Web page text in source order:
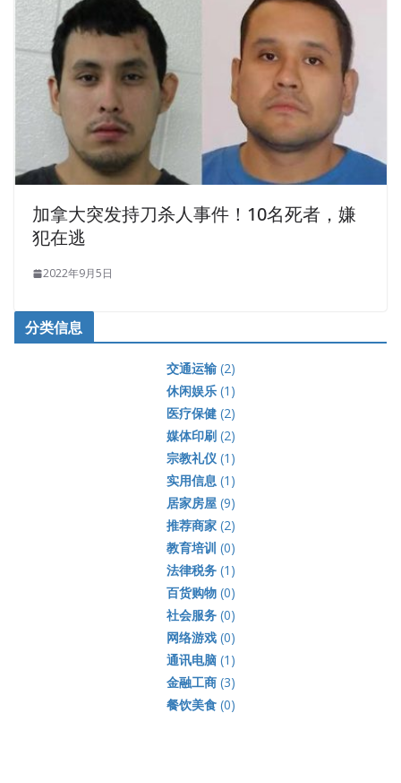
加拿大突发持刀杀人事件！10名死者，嫌
犯在逃
2022年9月5日
分类信息
交通运输(2)
休闲娱乐(1)
医疗保健(2)
媒体印刷(2)
宗教礼仪(1)
实用信息(1)
居家房屋(9)
推荐商家(2)
教育培训 (0)
法律税务(1)
百货购物(0)
社会服务(0)
网络游戏(0)
通讯电脑(1)
金融工商(3)
餐饮美食(0)